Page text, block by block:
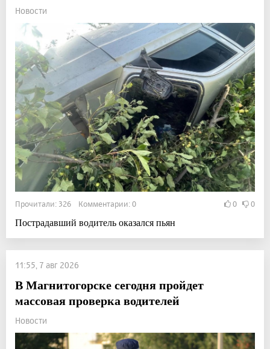
Новости
Прочитали: 326 Комментарии: 0 0 0
Пострадавший водитель оказался пьян
11:55, 7 авг 2026
В Магнитогорске сегодня пройдет
массовая проверка водителей
Новости